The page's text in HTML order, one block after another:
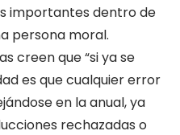
importantes dentro de
persona moral.
creen que “si ya se
es que cualquier error
en la anual, ya
rechazadas o